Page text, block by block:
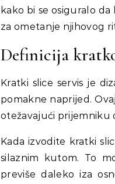
kako bi se osiguralo
za ometanje njihovog
Definicija
Kratki slice servis je
pomakne naprijed.
otežavajući prijemniku
Kada izvodite kratki
silaznim kutom. To
previše daleko iza